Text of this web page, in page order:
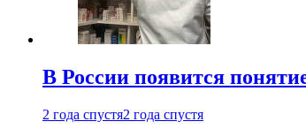
В России появится
2 года спустя2 года спустя